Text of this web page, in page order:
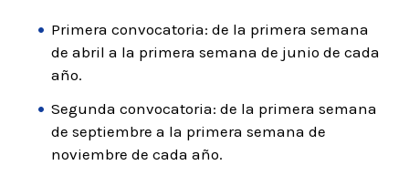
Primera convocatoria: de la primera semana
de abril a la primera semana de junio de cada
año.
Segunda convocatoria: de la primera semana
de septiembre a la primera semana de
noviembre de cada año.